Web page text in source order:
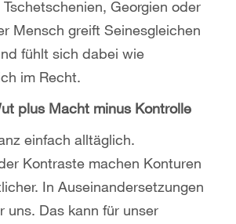
Georgien oder
Mensch greift Seinesgleichen
fühlt sich dabei wie
im Recht.
plus Macht minus Kontrolle
einfach alltäglich.
Kontraste machen Konturen
In Auseinandersetzungen
uns. Das kann für unser